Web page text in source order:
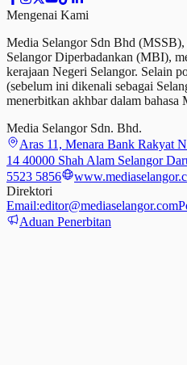
Mengenai Kami
Media Selangor Sdn Bhd
Selangor Diperbadankan (MBI),
kerajaan Negeri Selangor. Selain
(sebelum ini dikenali sebagai
menerbitkan akhbar dalam bahasa
Media Selangor Sdn. Bhd.
Aras 11, Menara Bank Rakyat
14 40000 Shah Alam Selangor
5523 5856
Direktori
Email:editor@mediaselangor.com
Aduan Penerbitan